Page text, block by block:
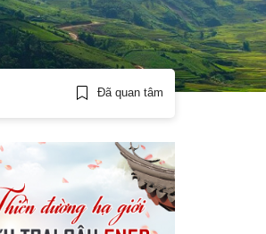
Đã quan tâm